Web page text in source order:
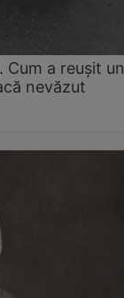
Cum a reușit un
nevăzut